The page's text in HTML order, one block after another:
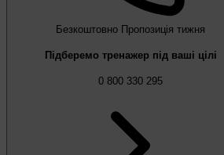
Безкоштовно Пропозиція тижня
Підберемо тренажер під ваші цілі
0 800 330 295